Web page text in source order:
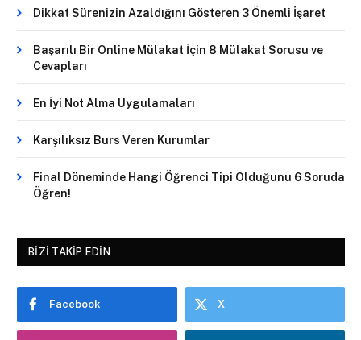
Dikkat Sürenizin Azaldığını Gösteren 3 Önemli İşaret
Başarılı Bir Online Mülakat İçin 8 Mülakat Sorusu ve
Cevapları
En İyi Not Alma Uygulamaları
Karşılıksız Burs Veren Kurumlar
Final Döneminde Hangi Öğrenci Tipi Olduğunu 6 Soruda
Öğren!
BIZI TAKIP EDIN
Facebook X